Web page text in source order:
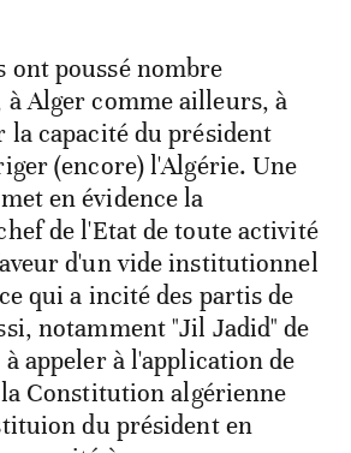
ont poussé nombre
à Alger comme ailleurs, à
la capacité du président
(encore) l'Algérie. Une
en évidence la
de l'Etat de toute activité
d'un vide institutionnel
qui a incité des partis de
notamment "Jil Jadid" de
appeler à l'application de
Constitution algérienne
du président en